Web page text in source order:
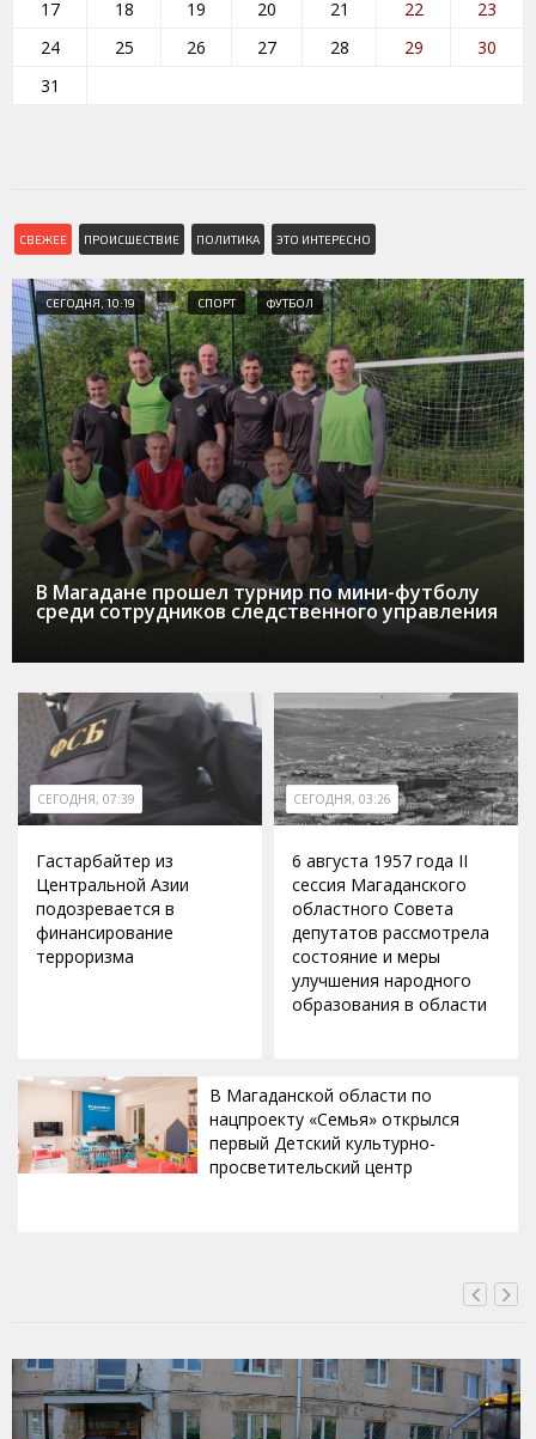
17 18 19 20 21 22
23
24
25 26 27 28 29
30
31
СВЕЖЕЕ ПРОИСШЕСТВИЕ ПОЛИТИКА ЭТО ИНТЕРЕСНО
СЕГОДНЯ, 10:19 СПОРТ ФУТБОЛ
В Магадане прошел турнир по мини-футболу
среди сотрудников следственного управления
СЕГОДНЯ, 07:39
Гастарбайтер из
Центральной Азии
подозревается в
финансирование
терроризма
СЕГОДНЯ, 03:26
6 августа 1957 года II
сессия Магаданского
областного Совета
депутатов рассмотрела
состояние и меры
улучшения народного
образования в области
В Магаданской области по
нацпроекту «Семья» открылся
первый Детский культурно-
просветительский центр